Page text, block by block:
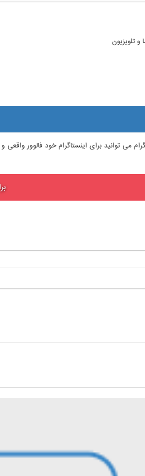
و تلویزیون
می توانید برای اینستاگرام خود فالوور